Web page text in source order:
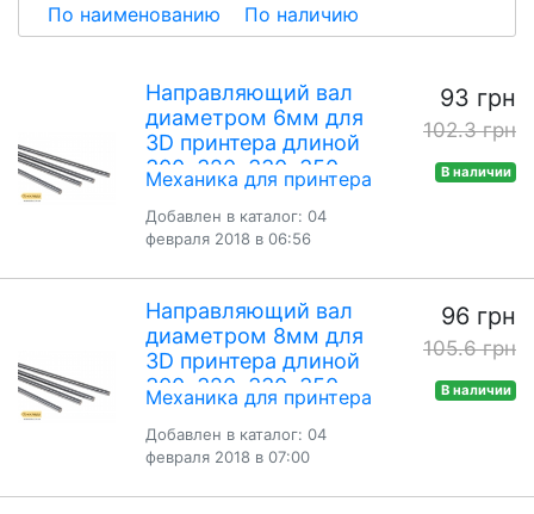
По наименованию
По наличию
Направляющий вал
диаметром 6мм для
3D принтера длиной
300, 320, 330, 350,
400мм
Механика для принтера
Добавлен в каталог: 04
февраля 2018 в 06:56
93 грн
102.3 грн
В наличии
Направляющий вал
диаметром 8мм для
3D принтера длиной
300, 320, 330, 350,
400мм
Механика для принтера
Добавлен в каталог: 04
февраля 2018 в 07:00
96 грн
105.6 грн
В наличии